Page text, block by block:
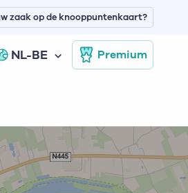
NL-BE Premium
zaak op de knooppuntenkaart?